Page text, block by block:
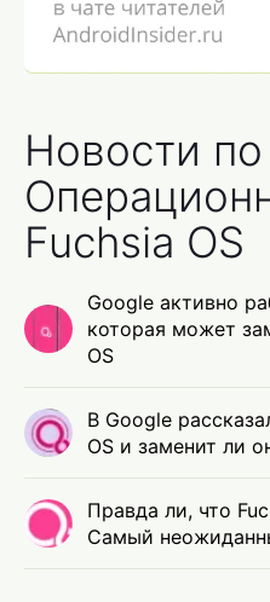
Новости
Fuchsia OS
Google активно
которая может
OS
В Google
OS и заменит ли
Правда ли, что
Самый